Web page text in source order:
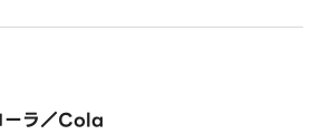
ーラ／Cola